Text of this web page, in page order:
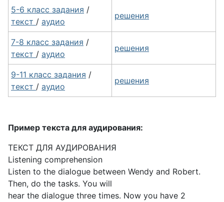
5-6 класс задания /
текст / аудио
решения
7-8 класс задания /
текст / аудио
решения
9-11 класс задания /
текст / аудио
решения
Пример текста для аудирования:
ТЕКСТ ДЛЯ АУДИРОВАНИЯ
Listening comprehension
Listen to the dialogue between Wendy and Robert.
Then, do the tasks. You will
hear the dialogue three times. Now you have 2